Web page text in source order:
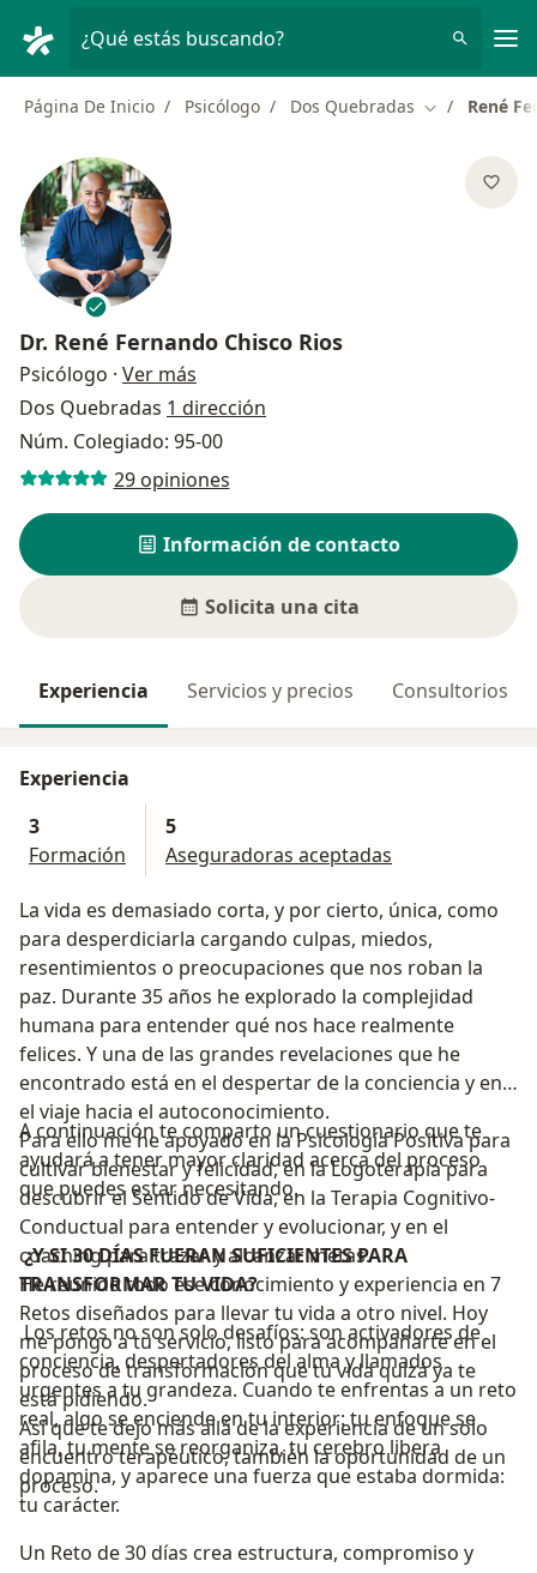
¿Qué estás buscando?
Página De Inicio Psicólogo Dos Quebradas Cambiar de
René
Dr. René Fernando Chisco Rios
Psicólogo · Ver más
Dos Quebradas 1 dirección
Núm. Colegiado: 95-00
29 opiniones
Información de contacto
Solicita una cita
Experiencia Servicios y precios Consultorios
Experiencia
3
Formación
5
Aseguradoras aceptadas
La vida es demasiado corta, y por cierto, única, como
para desperdiciarla cargando culpas, miedos,
resentimientos o preocupaciones que nos roban la
paz. Durante 35 años he explorado la complejidad
humana para entender qué nos hace realmente
felices. Y una de las grandes revelaciones que he
encontrado está en el despertar de la conciencia y en
el viaje hacia el autoconocimiento.
Para ello me he apoyado en la Psicología Positiva para
cultivar bienestar y felicidad, en la Logoterapia para
descubrir el Sentido de Vida, en la Terapia Cognitivo-
Conductual para entender y evolucionar, y en el
coaching para trazar y alcanzar metas.
He reunido todo ese conocimiento y experiencia en 7
Retos diseñados para llevar tu vida a otro nivel. Hoy
me pongo a tu servicio, listo para acompañarte en el
proceso de transformación que tu vida quizá ya te
está pidiendo.
Así que te dejo más allá de la experiencia de un solo
encuentro terapéutico, también la oportunidad de un
proceso.
A continuación te comparto un cuestionario que te
ayudará a tener mayor claridad acerca del proceso
que puedes estar necesitando.
¿Y SI 30 DÍAS FUERAN SUFICIENTES PARA
TRANSFORMAR TU VIDA?
Los retos no son solo desafíos: son activadores de
conciencia, despertadores del alma y llamados
urgentes a tu grandeza. Cuando te enfrentas a un reto
real, algo se enciende en tu interior: tu enfoque se
afila, tu mente se reorganiza, tu cerebro libera
dopamina, y aparece una fuerza que estaba dormida:
tu carácter.
Un Reto de 30 días crea estructura, compromiso y